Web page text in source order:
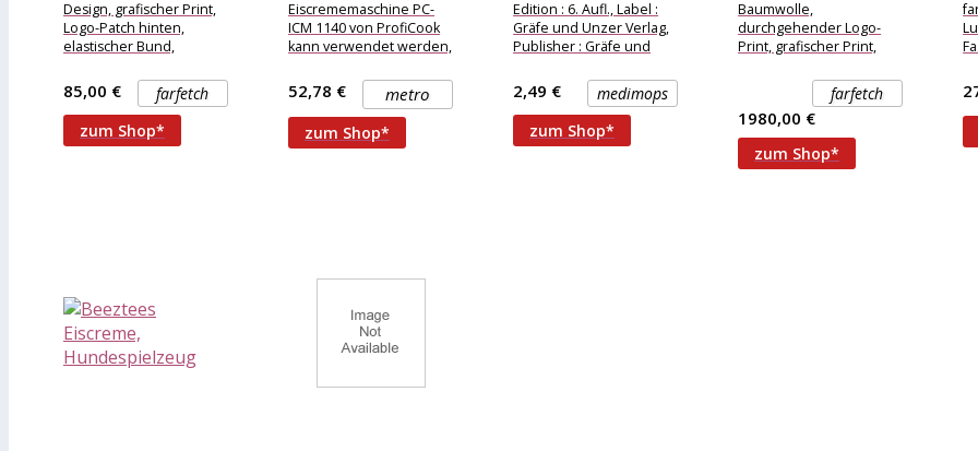
Design, grafischer Print,
Logo-Patch hinten,
elastischer Bund,
Swimwear kann nur über
Ihrer eigenen
Unterwäsche anprobiert
werden. Taucherbrille
farfetch
85,00 €
zum Shop*
Eiscrememaschine PC-
ICM 1140 von ProfiCook
kann verwendet werden,
gefrorenen Joghurt und
Sorbet daheim zu
zubereiten.
metro
52,78 €
zum Shop*
Edition : 6. Aufl., Label :
Gräfe und Unzer Verlag,
Publisher : Gräfe und
NumberOfItemsmedimops
2,49 €
zum Shop*
Baumwolle,
durchgehender Logo-
Print, grafischer Print,
Spaghettiträger, eckiger
Ausschnitt, ärmellos,
gerader Saum, knielang.
farfetch
1980,00 €
zum Shop*